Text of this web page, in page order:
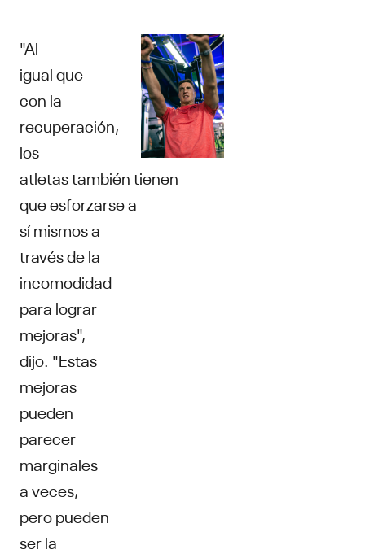
"Al
igual que
con la
recuperación,
los
atletas también tienen
que esforzarse a
sí mismos a
través de la
incomodidad
para lograr
mejoras",
dijo. "Estas
mejoras
pueden
parecer
marginales
a veces,
pero pueden
ser la